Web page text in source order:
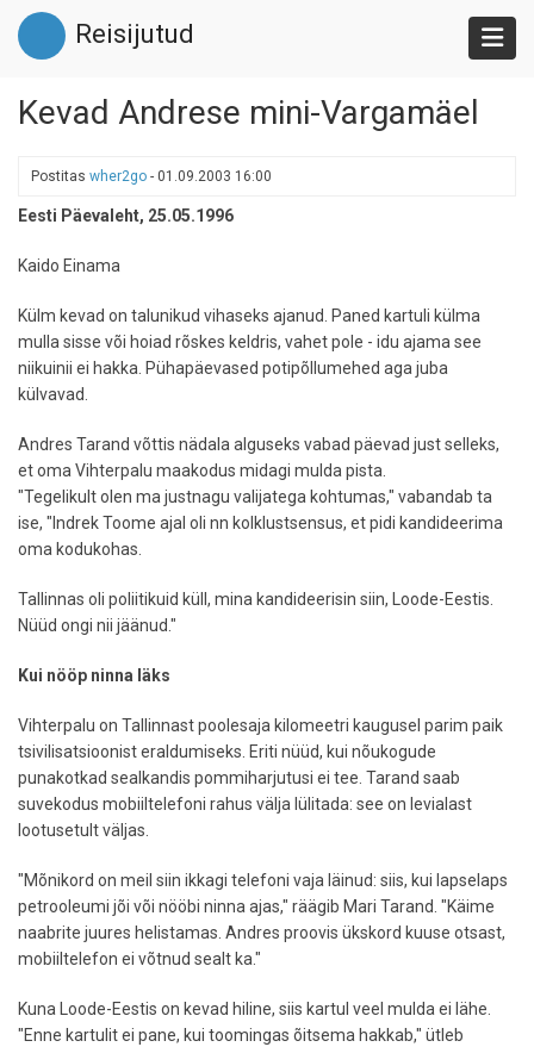
Liigu
edasi
põhisisu
Reisijutud
Kevad Andrese mini-Vargamäel
Postitas wher2go - 01.09.2003 16:00
Eesti Päevaleht, 25.05.1996
Kaido Einama
Külm kevad on talunikud vihaseks ajanud. Paned kartuli külma
mulla sisse või hoiad rõskes keldris, vahet pole - idu ajama see
niikuinii ei hakka. Pühapäevased potipõllumehed aga juba
külvavad.
Andres Tarand võttis nädala alguseks vabad päevad just selleks,
et oma Vihterpalu maakodus midagi mulda pista.
"Tegelikult olen ma justnagu valijatega kohtumas," vabandab ta
ise, "Indrek Toome ajal oli nn kolklustsensus, et pidi kandideerima
oma kodukohas.
Tallinnas oli poliitikuid küll, mina kandideerisin siin, Loode-Eestis.
Nüüd ongi nii jäänud."
Kui nööp ninna läks
Vihterpalu on Tallinnast poolesaja kilomeetri kaugusel parim paik
tsivilisatsioonist eraldumiseks. Eriti nüüd, kui nõukogude
punakotkad sealkandis pommiharjutusi ei tee. Tarand saab
suvekodus mobiiltelefoni rahus välja lülitada: see on levialast
lootusetult väljas.
"Mõnikord on meil siin ikkagi telefoni vaja läinud: siis, kui lapselaps
petrooleumi jõi või nööbi ninna ajas," räägib Mari Tarand. "Käime
naabrite juures helistamas. Andres proovis ükskord kuuse otsast,
mobiiltelefon ei võtnud sealt ka."
Kuna Loode-Eestis on kevad hiline, siis kartul veel mulda ei lähe.
"Enne kartulit ei pane, kui toomingas õitsema hakkab," ütleb